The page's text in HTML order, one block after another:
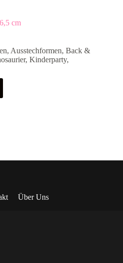
cm
, Ausstechformen, Back &
, Kinderparty,
Über Uns